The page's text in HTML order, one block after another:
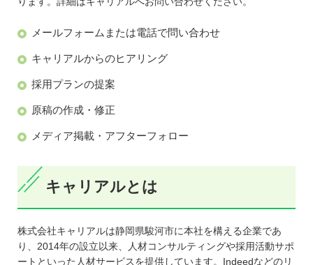
メールフォームまたは電話で問い合わせ
キャリアルからのヒアリング
採用プランの提案
原稿の作成・修正
メディア掲載・アフターフォロー
キャリアルとは
株式会社キャリアルは静岡県駿河市に本社を構える企業であ
り、2014年の設立以来、人材コンサルティングや採用活動サポ
ートといった人材サービスを提供しています。Indeedなどのリ